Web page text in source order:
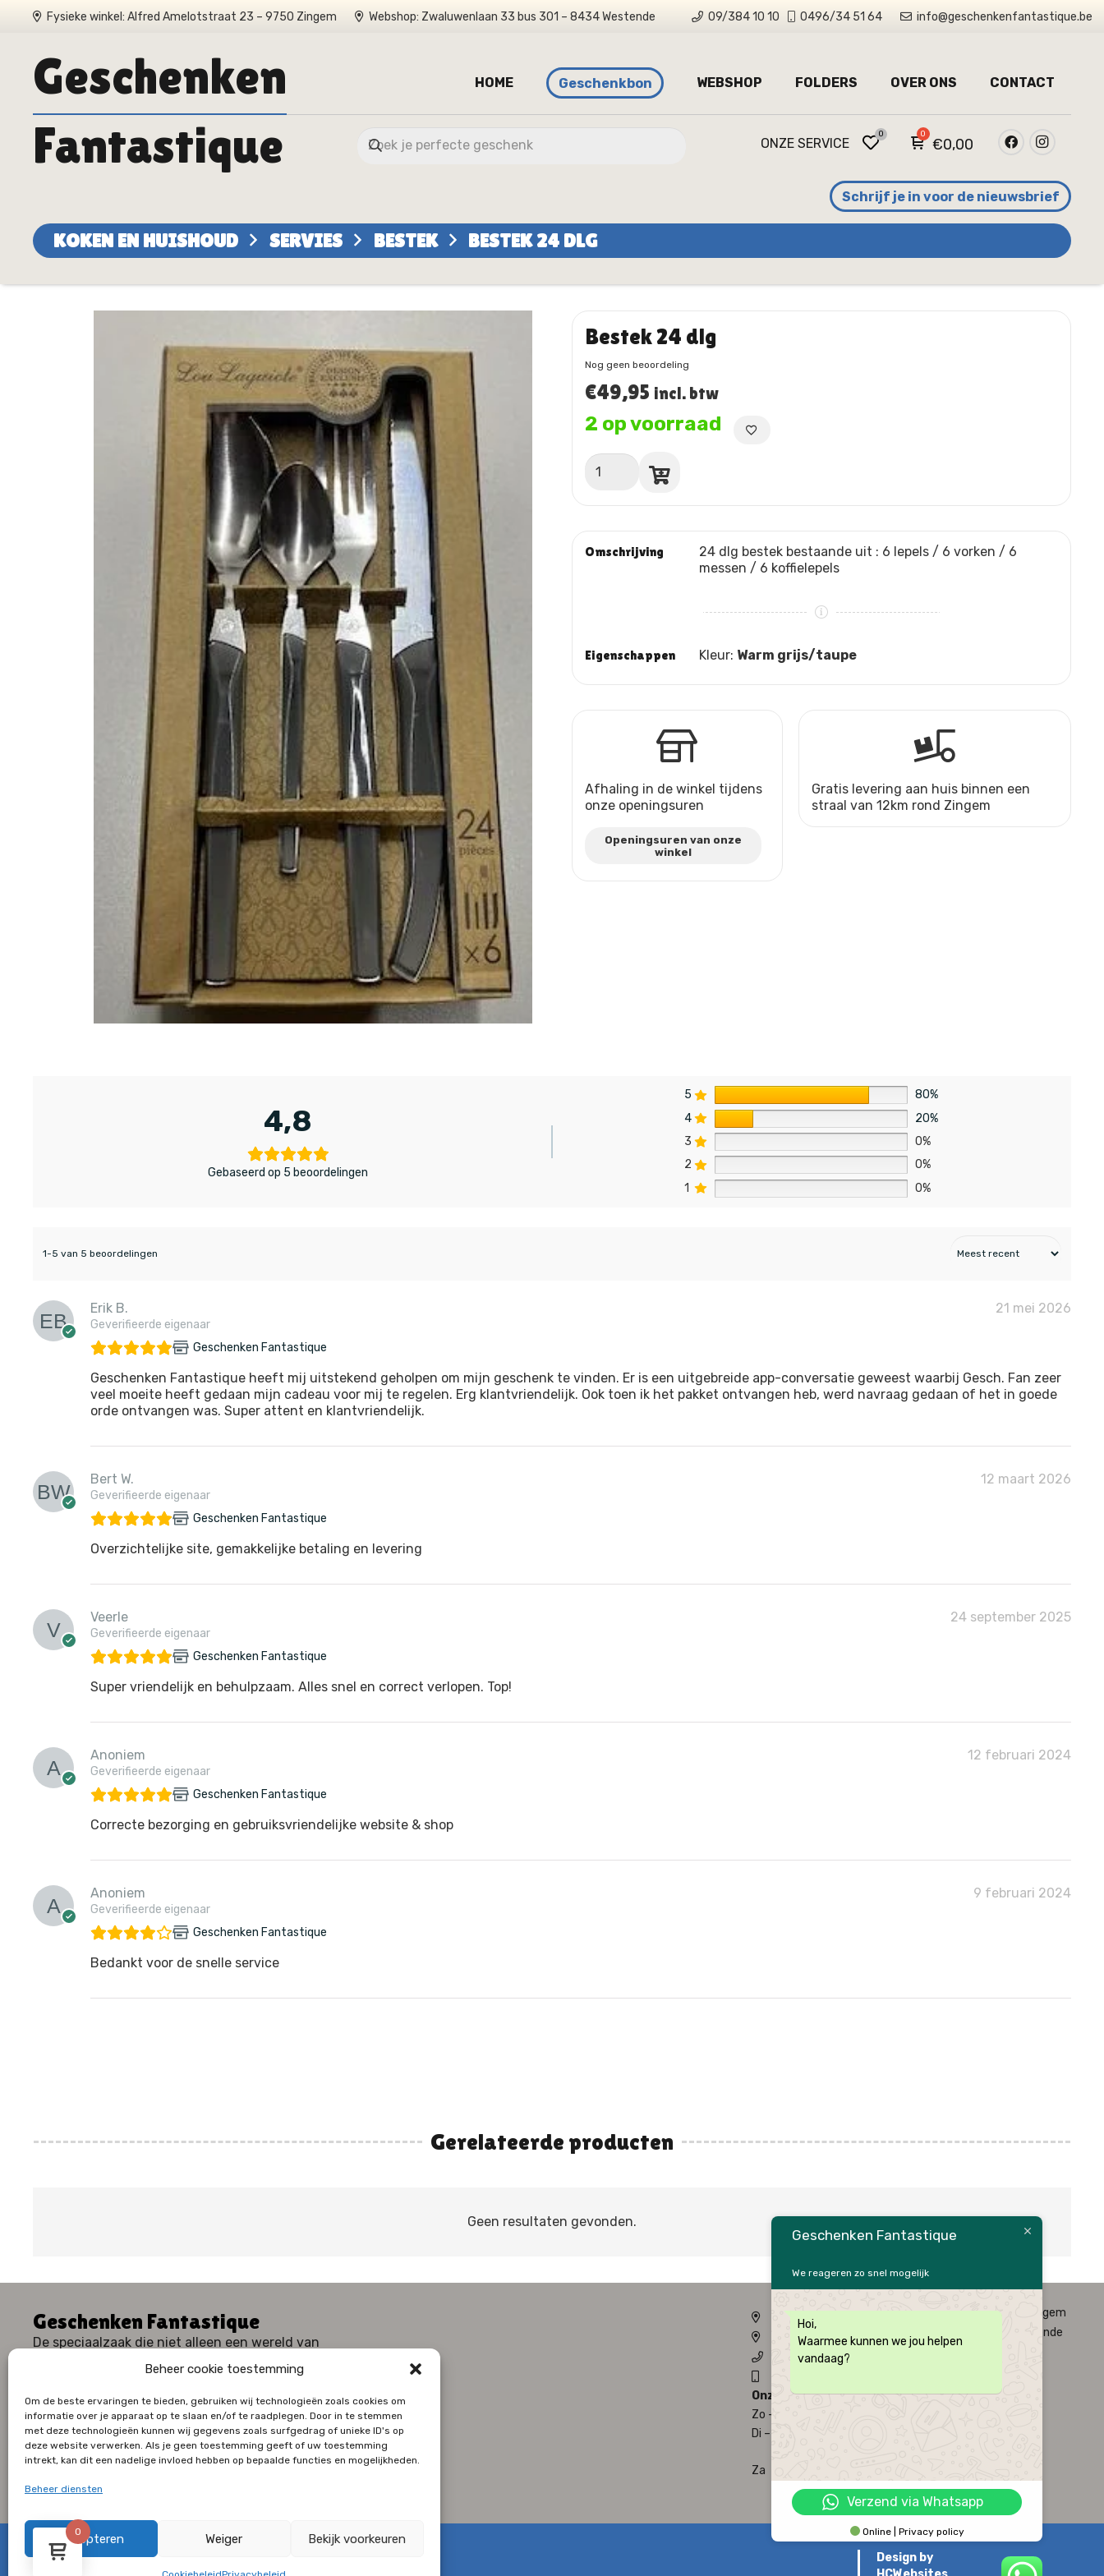
Beheer cookie toestemming
Om de beste ervaringen te bieden, gebruiken wij technologieën zoals cookies om
informatie over je apparaat op te slaan en/of te raadplegen. Door in te stemmen
met deze technologieën kunnen wij gegevens zoals surfgedrag of unieke ID's op
deze website verwerken. Als je geen toestemming geeft of uw toestemming
intrekt, kan dit een nadelige invloed hebben op bepaalde functies en mogelijkheden.
Beheer diensten
Accepteren Weiger Bekijk voorkeuren
Fysieke winkel: Alfred Amelotstraat 23 – 9750 Zingem Webshop: Zwaluwenlaan 33 bus 301 – 8434 Westende 09/384 10 10 0496/34 51 64 info@geschenkenfantastique.be
Geschenken HOME Geschenkbon WEBSHOP FOLDERS OVER ONS CONTACT
Fantastique ONZE SERVICE
0
€0,00
Schrijf je in voor de nieuwsbrief
KOKEN EN HUISHOUD SERVIES BESTEK BESTEK 24 DLG
Bestek 24 dlg
Nog geen beoordeling
€49,95 incl. btw
2 op voorraad
Bestek
24
Omschrijving
24 dlg bestek bestaande uit : 6 lepels / 6 vorken / 6
messen / 6 koffielepels
Eigenschappen Kleur: Warm grijs/taupe
Afhaling in de winkel tijdens
onze openingsuren
Openingsuren van onze
winkel
Gratis levering aan huis binnen een
straal van 12km rond Zingem
4,8
Gebaseerd op 5 beoordelingen
5
80%
4
20%
3
0%
2
0%
1
0%
1-5 van 5 beoordelingen
Erik B.
Geverifieerde eigenaar
21 mei 2026
Geschenken Fantastique
Geschenken Fantastique heeft mij uitstekend geholpen om mijn geschenk te vinden. Er is een uitgebreide app-conversatie geweest waarbij Gesch. Fan zeer
veel moeite heeft gedaan mijn cadeau voor mij te regelen. Erg klantvriendelijk. Ook toen ik het pakket ontvangen heb, werd navraag gedaan of het in goede
orde ontvangen was. Super attent en klantvriendelijk.
Bert W.
Geverifieerde eigenaar
12 maart 2026
Geschenken Fantastique
Overzichtelijke site, gemakkelijke betaling en levering
Veerle
Geverifieerde eigenaar
24 september 2025
Geschenken Fantastique
Super vriendelijk en behulpzaam. Alles snel en correct verlopen. Top!
Anoniem
Geverifieerde eigenaar
12 februari 2024
Geschenken Fantastique
Correcte bezorging en gebruiksvriendelijke website & shop
Anoniem
Geverifieerde eigenaar
9 februari 2024
Geschenken Fantastique
Bedankt voor de snelle service
Gerelateerde producten
Geen resultaten gevonden.
Geschenken Fantastique
De speciaalzaak die niet alleen een wereld van
comfort en stijl te bieden heeft.
Fysieke winkel: Alfred Amelotstraat 23 – 9750 Zingem
Webshop: Zwaluwenlaan 33 bus 301 – 8434 Westende
09 / 384 10 10
Onze Openingsuren
Zo – Ma
Di – Vrij
Za
13:30u - 18u00u
©2026 Alle rechten voorbehouden
Design by
0
Geschenken Fantastique
We reageren zo snel mogelijk
Hoi,
Waarmee kunnen we jou helpen
vandaag?
Verzend via Whatsapp
Online | Privacy policy